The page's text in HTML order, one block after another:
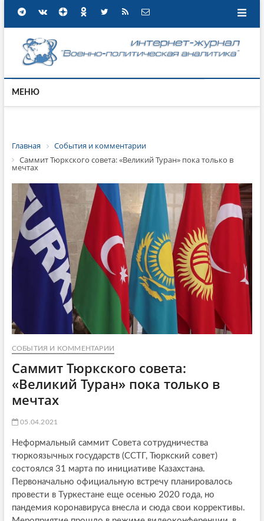
МЕНЮ
Главная
События и комментарии
Саммит Тюркского совета: «Великий Туран» пока только в
мечтах
СОБЫТИЯ И КОММЕНТАРИИ
Саммит Тюркского совета:
«Великий Туран» пока только в
мечтах
05.04.2021
Неформальный саммит Совета сотрудничества
тюркоязычных государств (ССТГ, Тюркский совет)
состоялся 31 марта по инициативе Казахстана.
Первоначально официальную встречу планировалось
провести в Туркестане еще осенью 2020 года, но
пандемия коронавируса внесла и сюда свои коррективы.